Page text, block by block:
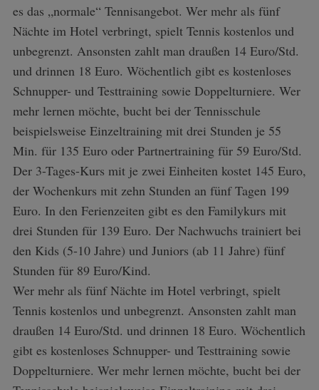
es das „normale“ Tennisangebot. Wer mehr als fünf
Nächte im Hotel verbringt, spielt Tennis kostenlos und
unbegrenzt. Ansonsten zahlt man draußen 14 Euro/Std.
und drinnen 18 Euro. Wöchentlich gibt es kostenloses
Schnupper- und Testtraining sowie Doppelturniere. Wer
mehr lernen möchte, bucht bei der Tennisschule
beispielsweise Einzeltraining mit drei Stunden je 55
Min. für 135 Euro oder Partnertraining für 59 Euro/Std.
Der 3-Tages-Kurs mit je zwei Einheiten kostet 145 Euro,
der Wochenkurs mit zehn Stunden an fünf Tagen 199
Euro. In den Ferienzeiten gibt es den Familykurs mit
drei Stunden für 139 Euro. Der Nachwuchs trainiert bei
den Kids (5-10 Jahre) und Juniors (ab 11 Jahre) fünf
Stunden für 89 Euro/Kind.
Wer mehr als fünf Nächte im Hotel verbringt, spielt
Tennis kostenlos und unbegrenzt. Ansonsten zahlt man
draußen 14 Euro/Std. und drinnen 18 Euro. Wöchentlich
gibt es kostenloses Schnupper- und Testtraining sowie
Doppelturniere. Wer mehr lernen möchte, bucht bei der